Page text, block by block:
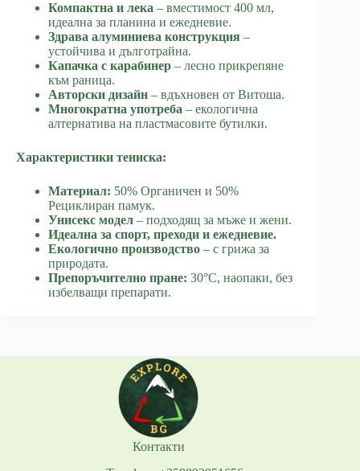
Компактна и лека – вместимост 400 мл,
идеална за планина и ежедневие.
Здрава алуминиева конструкция –
устойчива и дълготрайна.
Капачка с карабинер – лесно прикрепяне
към раница.
Авторски дизайн – вдъхновен от Витоша.
Многократна употреба – екологична
алтернатива на пластмасовите бутилки.
Характеристики тениска:
Материал: 50% Органичен и 50%
Рециклиран памук.
Унисекс модел – подходящ за мъже и жени.
Идеална за спорт, преходи и ежедневие.
Екологично производство – с грижа за
природата.
Препоръчително пране: 30°C, наопаки, без
избелващи препарати.
Контакти